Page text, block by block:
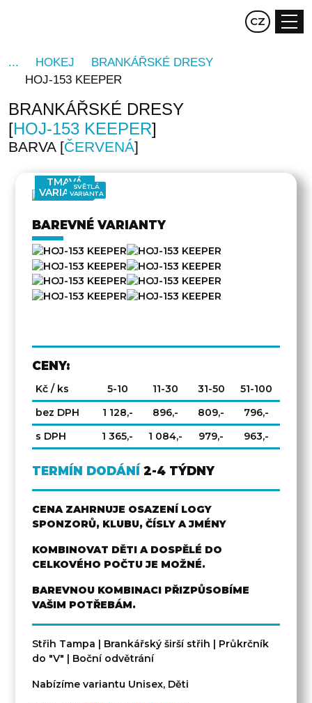
EN DE
CZ
HOKEJ
BRANKÁŘSKÉ DRESY
HOJ-153 KEEPER
BRANKÁŘSKÉ DRESY
HOJ-153 KEEPER
BARVA ČERVENÁ
TMAVÁ
VARIANTA
SVĚTLÁ
VARIANTA
BAREVNÉ VARIANTY
CENY:
Kč / ks 5-10 11-30 31-50
51-100
bez DPH
1 128,- 896,- 809,-
796,-
s DPH
1 365,- 1 084,- 979,- 963,-
TERMÍN DODÁNÍ 2-4 TÝDNY
CENA ZAHRNUJE OSAZENÍ LOGY
SPONZORŮ, KLUBU, ČÍSLY A JMÉNY
KOMBINOVAT DĚTI A DOSPĚLÉ DO
CELKOVÉHO POČTU JE MOŽNÉ.
BAREVNOU KOMBINACI PŘIZPŮSOBÍME
VAŠIM POTŘEBÁM.
Střih Tampa | Brankářský širší střih | Průkrčník
do "V" | Boční odvětrání
Nabízíme variantu Unisex, Děti